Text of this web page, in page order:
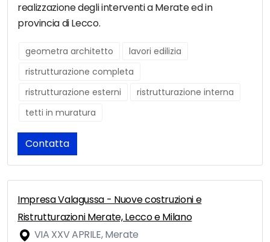
realizzazione degli interventi a Merate ed in
provincia di Lecco.
geometra architetto
lavori edilizia
ristrutturazione completa
ristrutturazione esterni
ristrutturazione interna
tetti in muratura
Contatta
Impresa Valagussa - Nuove costruzioni e
Ristrutturazioni Merate, Lecco e Milano
VIA XXV APRILE, Merate